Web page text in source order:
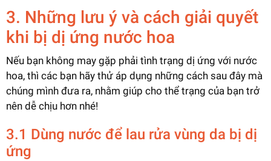
3. Những lưu ý và cách giải quyết
khi bị dị ứng nước hoa
Nếu bạn không may gặp phải tình trạng dị ứng với nước
hoa, thì các bạn hãy thử áp dụng những cách sau đây mà
chúng mình đưa ra, nhằm giúp cho thể trạng của bạn trở
nên dễ chịu hơn nhé!
3.1 Dùng nước để lau rửa vùng da bị dị
ứng